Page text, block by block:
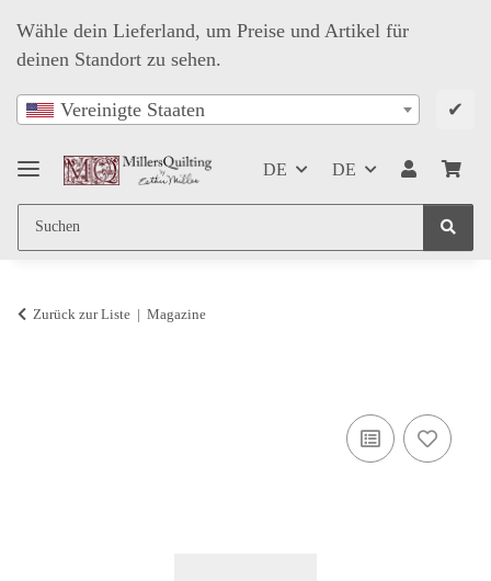
Wähle dein Lieferland, um Preise und Artikel für
deinen Standort zu sehen.
Vereinigte Staaten ✔
DE DE
Zurück zur Liste Magazine